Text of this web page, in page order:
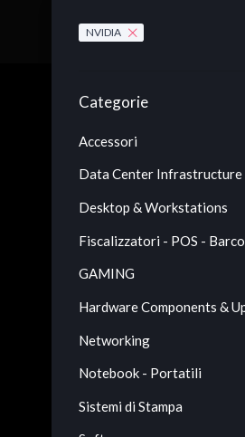
NVIDIA
Categorie
Accessori
Data Center Infrastructure
Desktop & Workstations
Fiscalizzatori - POS -
GAMING
Hardware Components &
Networking
Notebook - Portatili
Sistemi di Stampa